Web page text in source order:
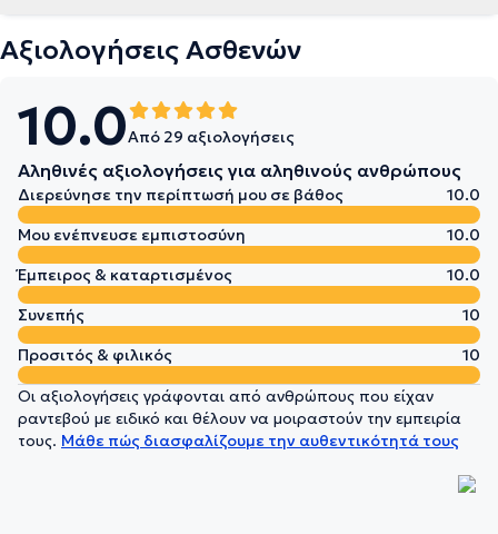
Αξιολογήσεις Ασθενών
10.0Από 29 αξιολογήσεις
Αληθινές αξιολογήσεις για αληθινούς ανθρώπους
Διερεύνησε την περίπτωσή μου σε βάθος
10.0
Μου ενέπνευσε εμπιστοσύνη
10.0
Έμπειρος & καταρτισμένος
10.0
Συνεπής
10
Προσιτός & φιλικός
10
Οι αξιολογήσεις γράφονται από ανθρώπους που είχαν
ραντεβού με ειδικό και θέλουν να μοιραστούν την εμπειρία
τους. Μάθε πώς διασφαλίζουμε την αυθεντικότητά τους